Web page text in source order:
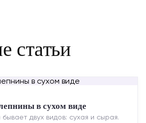
статьи
в сухом виде
двух видов: сухая и сырая.